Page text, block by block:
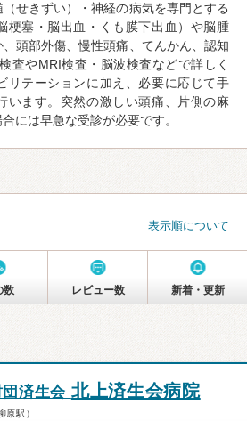
せきずい）・神経の病気を専門とする
梗塞・脳出血・くも膜下出血）や脳腫
頭部外傷、慢性頭痛、てんかん、認知
査やMRI検査・脳波検査などで詳しく
リテーションに加え、必要に応じて手
います。突然の激しい頭痛、片側の麻
には早急な受診が必要です。
表示順について
レビュー数 新着・更新
済生会 北上済生会病院
原駅）